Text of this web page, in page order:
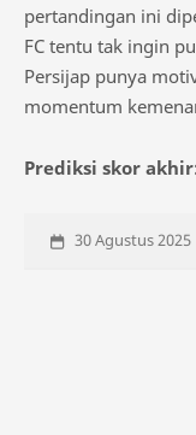
pertandingan ini
FC tentu tak ingin
Persijap punya
momentum
Prediksi skor
30 Agustus 2025